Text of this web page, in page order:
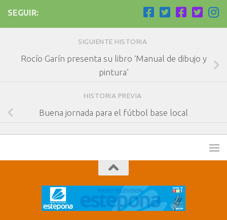
SEGUIR:
SIGUIENTE HISTORIA
Rocío Garín presenta su libro ‘Manual de dibujo y
pintura’
HISTORIA PREVIA
Buena jornada para el fútbol base local